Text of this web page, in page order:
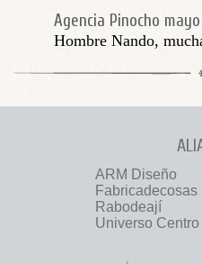
Agencia Pinocho
Hombre Nando,
ARM Diseño
Fabricadecosas
Rabodeají
Universo Centro